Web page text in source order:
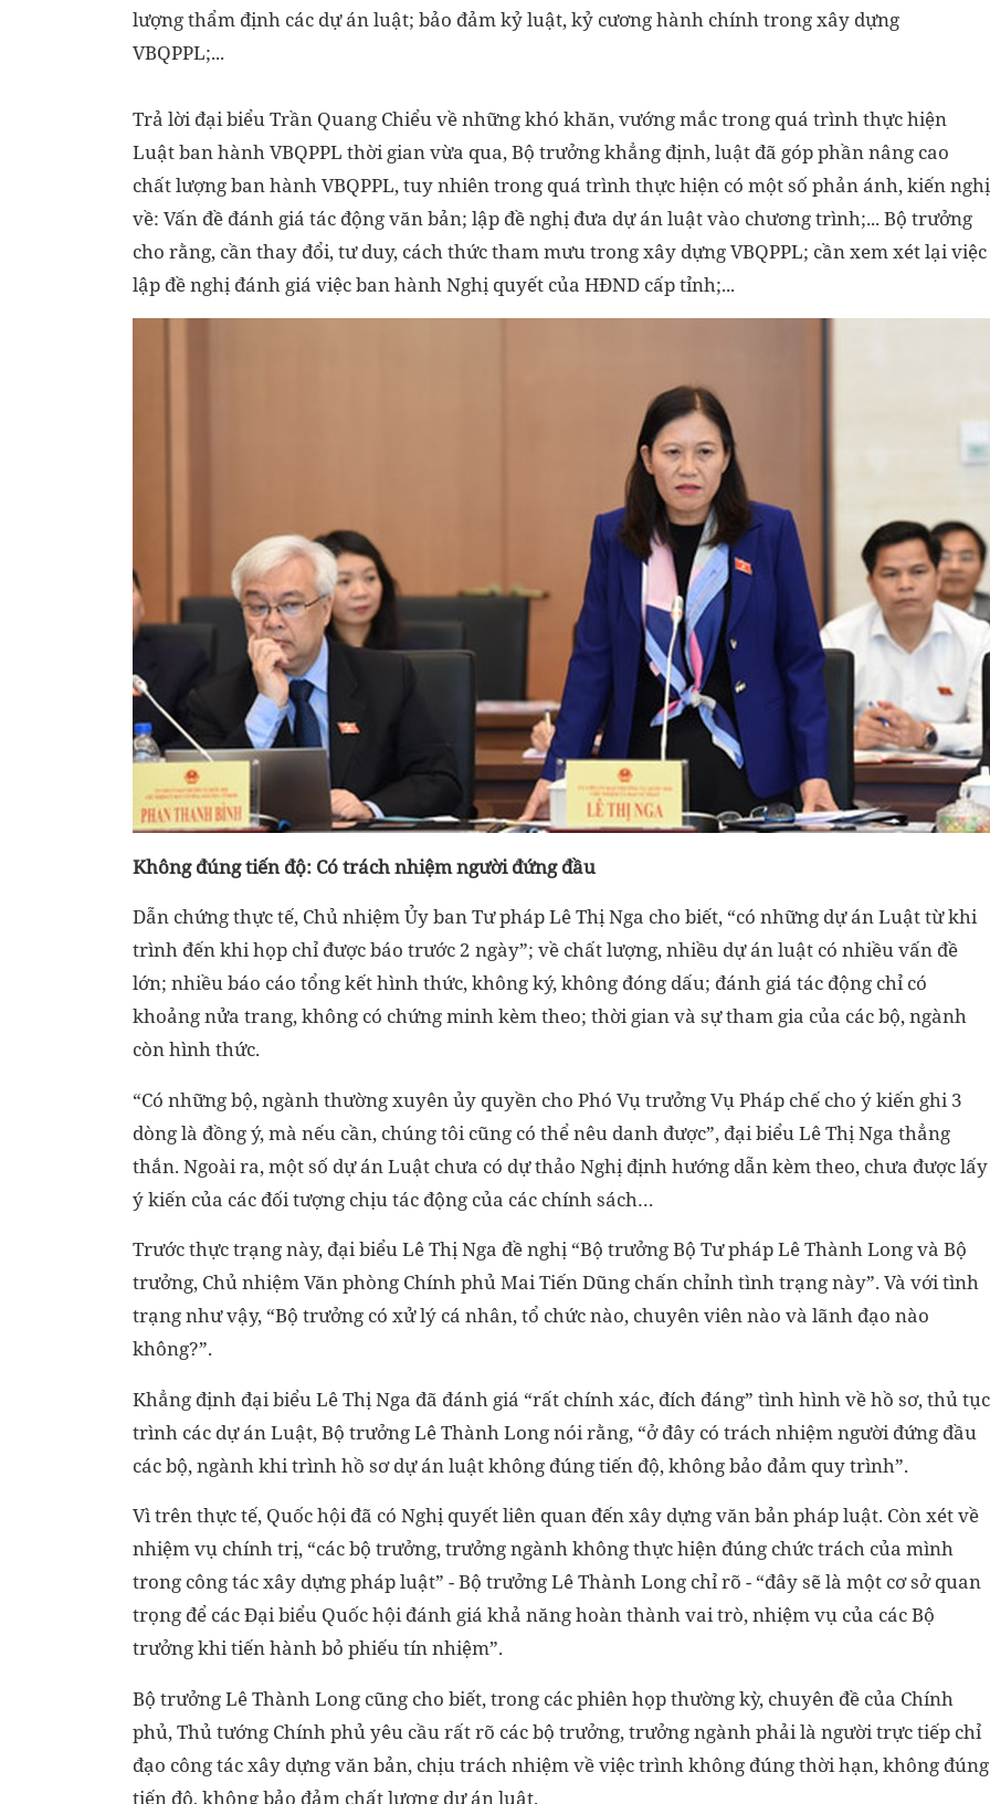
lượng thẩm định các dự án luật; bảo đảm kỷ luật, kỷ cương hành chính trong xây dựng
VBQPPL;...
Trả lời đại biểu Trần Quang Chiểu về những khó khăn, vướng mắc trong quá trình thực hiện
Luật ban hành VBQPPL thời gian vừa qua, Bộ trưởng khẳng định, luật đã góp phần nâng cao
chất lượng ban hành VBQPPL, tuy nhiên trong quá trình thực hiện có một số phản ánh, kiến nghị
về: Vấn đề đánh giá tác động văn bản; lập đề nghị đưa dự án luật vào chương trình;... Bộ trưởng
cho rằng, cần thay đổi, tư duy, cách thức tham mưu trong xây dựng VBQPPL; cần xem xét lại việc
lập đề nghị đánh giá việc ban hành Nghị quyết của HĐND cấp tỉnh;...
Không đúng tiến độ: Có trách nhiệm người đứng đầu
Dẫn chứng thực tế, Chủ nhiệm Ủy ban Tư pháp Lê Thị Nga cho biết, “có những dự án Luật từ khi
trình đến khi họp chỉ được báo trước 2 ngày”; về chất lượng, nhiều dự án luật có nhiều vấn đề
lớn; nhiều báo cáo tổng kết hình thức, không ký, không đóng dấu; đánh giá tác động chỉ có
khoảng nửa trang, không có chứng minh kèm theo; thời gian và sự tham gia của các bộ, ngành
còn hình thức.
“Có những bộ, ngành thường xuyên ủy quyền cho Phó Vụ trưởng Vụ Pháp chế cho ý kiến ghi 3
dòng là đồng ý, mà nếu cần, chúng tôi cũng có thể nêu danh được”, đại biểu Lê Thị Nga thẳng
thắn. Ngoài ra, một số dự án Luật chưa có dự thảo Nghị định hướng dẫn kèm theo, chưa được lấy
ý kiến của các đối tượng chịu tác động của các chính sách…
Trước thực trạng này, đại biểu Lê Thị Nga đề nghị “Bộ trưởng Bộ Tư pháp Lê Thành Long và Bộ
trưởng, Chủ nhiệm Văn phòng Chính phủ Mai Tiến Dũng chấn chỉnh tình trạng này”. Và với tình
trạng như vậy, “Bộ trưởng có xử lý cá nhân, tổ chức nào, chuyên viên nào và lãnh đạo nào
không?”.
Khẳng định đại biểu Lê Thị Nga đã đánh giá “rất chính xác, đích đáng” tình hình về hồ sơ, thủ tục
trình các dự án Luật, Bộ trưởng Lê Thành Long nói rằng, “ở đây có trách nhiệm người đứng đầu
các bộ, ngành khi trình hồ sơ dự án luật không đúng tiến độ, không bảo đảm quy trình”.
Vì trên thực tế, Quốc hội đã có Nghị quyết liên quan đến xây dựng văn bản pháp luật. Còn xét về
nhiệm vụ chính trị, “các bộ trưởng, trưởng ngành không thực hiện đúng chức trách của mình
trong công tác xây dựng pháp luật” - Bộ trưởng Lê Thành Long chỉ rõ - “đây sẽ là một cơ sở quan
trọng để các Đại biểu Quốc hội đánh giá khả năng hoàn thành vai trò, nhiệm vụ của các Bộ
trưởng khi tiến hành bỏ phiếu tín nhiệm”.
Bộ trưởng Lê Thành Long cũng cho biết, trong các phiên họp thường kỳ, chuyên đề của Chính
phủ, Thủ tướng Chính phủ yêu cầu rất rõ các bộ trưởng, trưởng ngành phải là người trực tiếp chỉ
đạo công tác xây dựng văn bản, chịu trách nhiệm về việc trình không đúng thời hạn, không đúng
tiến độ, không bảo đảm chất lượng dự án luật.